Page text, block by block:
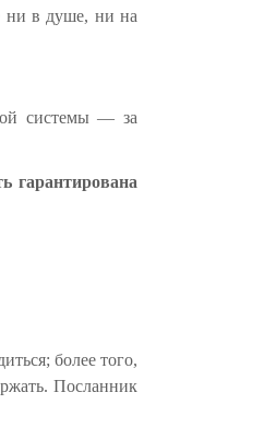
ни в душе, ни на
системы — за
гарантирована
более того,
Посланник